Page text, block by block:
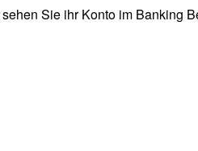
Sie ihr Konto im Banking